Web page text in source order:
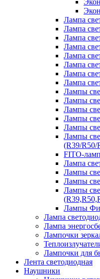
Лампа
Лампа
Лампа
Лампа
Лампа
Лампа
Лампа
Лампа
Лампы
Лампы
Лампы
Лампы
Лампы
Лампы
(R39/R50/
FITO-
Лампа
Лампы
Лампы
Лампы
Лампы
Лампа
Лампа
Лампочки
Лампочки для
Лента светодиодная
Наушники